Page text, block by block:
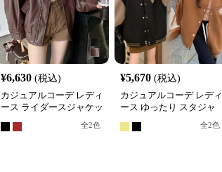
¥6,630 (税込)
カジュアルコーデ レディ
ース ライダースジャケッ
ト ゆったり合皮ジャケッ
ト
全2色
¥5,670 (税込)
カジュアルコーデ レディ
ース ゆったり スタジャ
ン ジャケット 春秋冬対
応
全2色